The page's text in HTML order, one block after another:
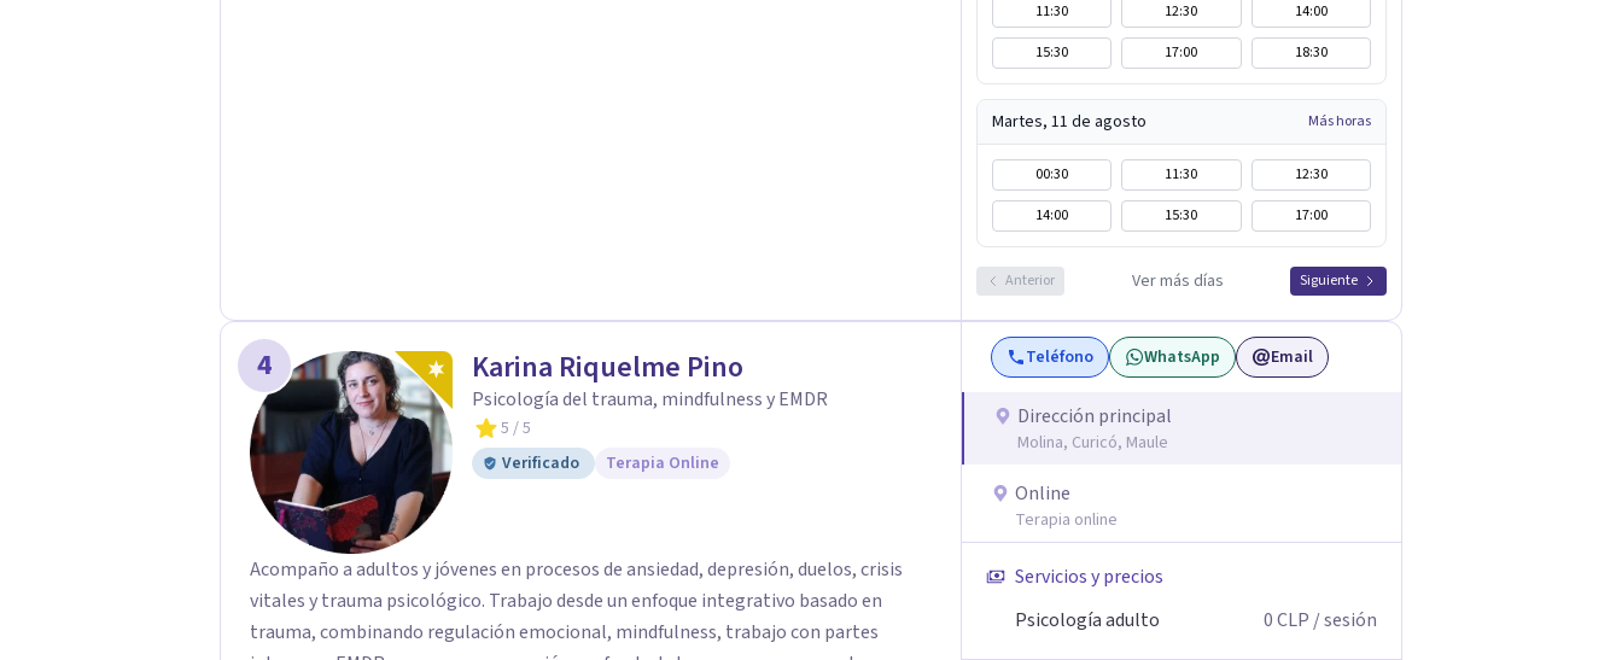
11:30 12:30
14:00
15:30
17:00 18:30
Martes, 11 de agosto Más horas
00:30 11:30
12:30
14:00
15:30 17:00
Anterior Ver más días Siguiente
4 Karina Riquelme Pino
Psicología del trauma, mindfulness y EMDR
5 / 5
Verificado
Terapia Online
Acompaño a adultos y jóvenes en procesos de ansiedad, depresión, duelos, crisis
vitales y trauma psicológico. Trabajo desde un enfoque integrativo basado en
trauma, combinando regulación emocional, mindfulness, trabajo con partes
Teléfono WhatsApp Email
Dirección principal
Molina, Curicó, Maule
Online
Terapia online
Servicios y precios
Psicología adulto
0CLP / sesión